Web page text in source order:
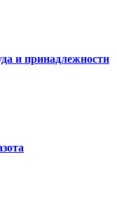
и принадлежности